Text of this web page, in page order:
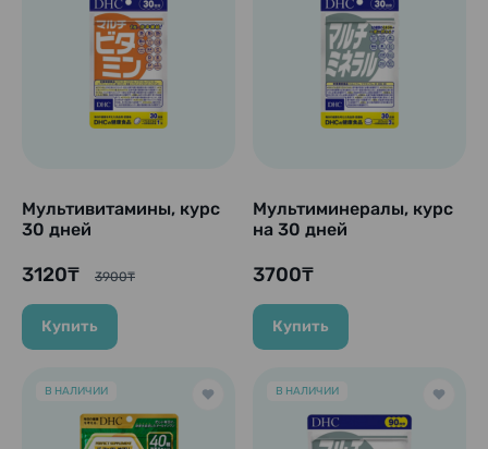
Мультивитамины, курс
30 дней
3120₸ 3900₸
Купить
Мультиминералы, курс
на 30 дней
3700₸
Купить
В НАЛИЧИИ В НАЛИЧИИ